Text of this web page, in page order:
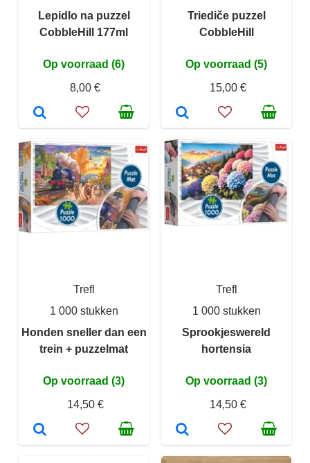
Lepidlo na puzzel
CobbleHill 177ml
Op voorraad (6)
8,00 €
Triediče puzzel
CobbleHill
Op voorraad (5)
15,00 €
Trefl
1 000 stukken
Honden sneller dan een
trein + puzzelmat
Op voorraad (3)
14,50 €
Trefl
1 000 stukken
Sprookjeswereld
hortensia
Op voorraad (3)
14,50 €